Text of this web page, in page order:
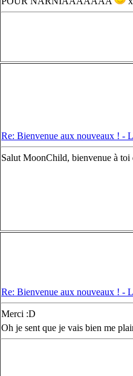
Re: Bienvenue aux nouveaux ! -
Salut MoonChild, bienvenue à toi
Re: Bienvenue aux nouveaux ! -
Merci :D
Oh je sent que je vais bien me